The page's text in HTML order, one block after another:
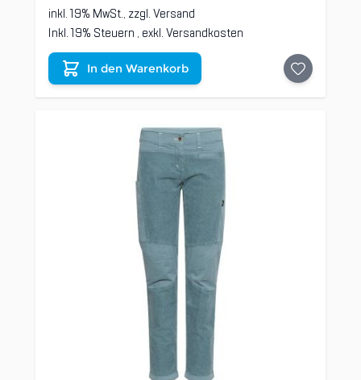
inkl. 19% MwSt., zzgl.Versand
Inkl. 19% Steuern , exkl.Versandkosten
In den Warenkorb